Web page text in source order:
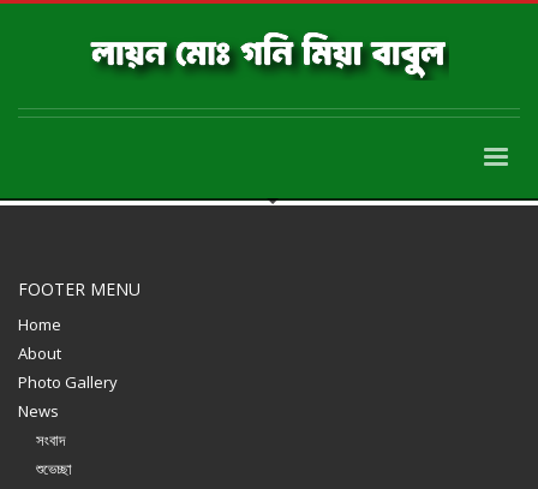
FOOTER MENU
Home
About
Photo Gallery
News
সংবাদ
শুভেচ্ছা